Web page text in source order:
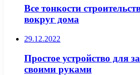
Все тонкости
вокруг дома
29.12.2022
Простое устройство для
своими руками